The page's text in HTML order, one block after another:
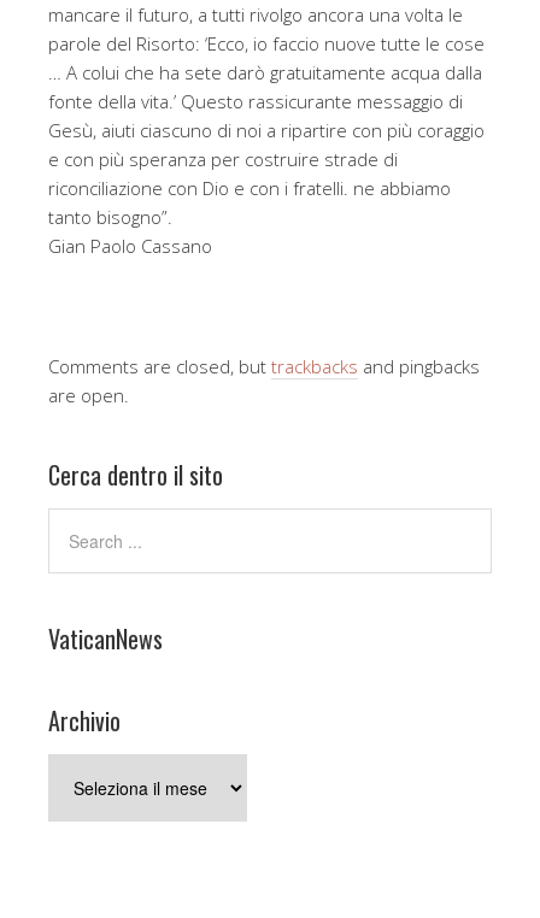
mancare il futuro, a tutti rivolgo ancora una volta le
parole del Risorto: ‘Ecco, io faccio nuove tutte le cose
… A colui che ha sete darò gratuitamente acqua dalla
fonte della vita.’ Questo rassicurante messaggio di
Gesù, aiuti ciascuno di noi a ripartire con più coraggio
e con più speranza per costruire strade di
riconciliazione con Dio e con i fratelli. ne abbiamo
tanto bisogno”.
Gian Paolo Cassano
Comments are closed, but trackbacks and pingbacks
are open.
Cerca dentro il sito
VaticanNews
Archivio